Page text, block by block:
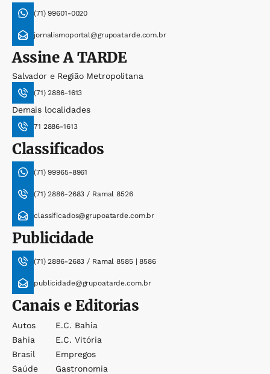
(71) 99601-0020
jornalismoportal@grupoatarde.com.br
AssineA TARDE
Salvador e Região Metropolitana
(71) 2886-1613
Demais localidades
71 2886-1613
Classificados
(71) 99965-8961
(71) 2886-2683 / Ramal 8526
classificados@grupoatarde.com.br
Publicidade
(71) 2886-2683 / Ramal 8585 | 8586
publicidade@grupoatarde.com.br
Canais e Editorias
Autos
Bahia
Brasil
Saúde
E.c. Bahia
E.c. Vitória
Empregos
Gastronomia